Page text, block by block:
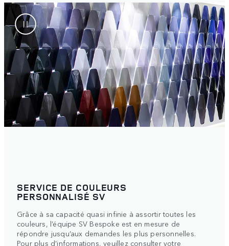
SERVICE DE COULEURS
PERSONNALISÉ SV
Grâce à sa capacité quasi infinie à assortir toutes les
couleurs, l’équipe SV Bespoke est en mesure de
répondre jusqu’aux demandes les plus personnelles.
Pour plus d’informations, veuillez consulter votre